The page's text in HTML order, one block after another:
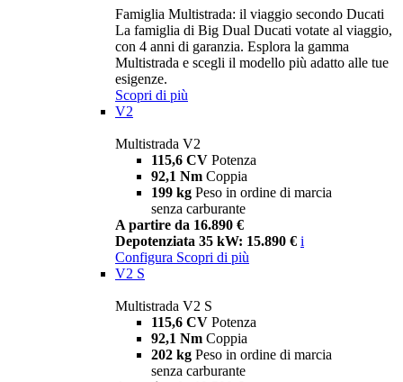
Famiglia Multistrada: il viaggio secondo Ducati
La famiglia di Big Dual Ducati votate al viaggio,
con 4 anni di garanzia. Esplora la gamma
Multistrada e scegli il modello più adatto alle tue
esigenze.
Scopri di più
V2
Multistrada V2
115,6 CV Potenza
92,1 Nm Coppia
199 kg Peso in ordine di marcia
senza carburante
A partire da 16.890 €
Depotenziata 35 kW: 15.890 € i
Configura Scopri di più
V2 S
Multistrada V2 S
115,6 CV Potenza
92,1 Nm Coppia
202 kg Peso in ordine di marcia
senza carburante